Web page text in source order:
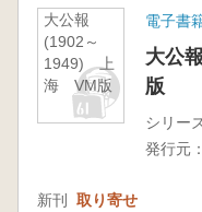
大公報
(1902～
1949) 上
海 VM版
電子書
大公
版
シリー
発行元：
新刊 取り寄せ